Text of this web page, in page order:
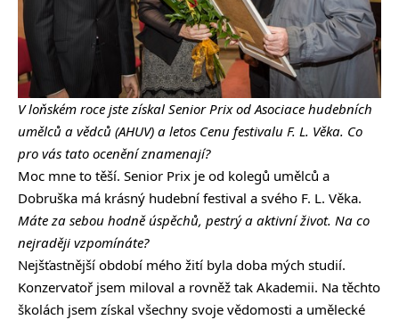
V loňském roce jste získal Senior Prix od Asociace hudebních
umělců a vědců (AHUV) a letos Cenu festivalu F. L. Věka. Co
pro vás tato ocenění znamenají?
Moc mne to těší. Senior Prix je od kolegů umělců a
Dobruška má krásný hudební festival a svého F. L. Věka.
Máte za sebou hodně úspěchů, pestrý a aktivní život. Na co
nejraději vzpomínáte?
Nejšťastnější období mého žití byla doba mých studií.
Konzervatoř jsem miloval a rovněž tak Akademii. Na těchto
školách jsem získal všechny svoje vědomosti a umělecké